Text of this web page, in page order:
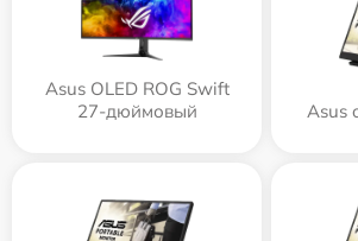
Asus OLED ROG Swift
27-дюймовый
Asus